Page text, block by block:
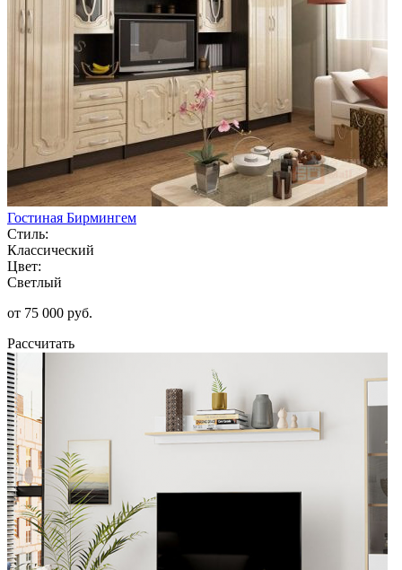
Гостиная Бирмингем
Стиль:
Классический
Цвет:
Светлый
от 75 000 руб.
Рассчитать